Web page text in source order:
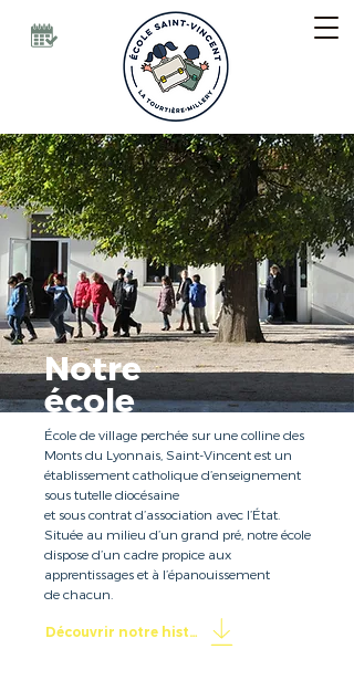
Notre
école
École de village perchée sur une colline des
Monts du Lyonnais, Saint-Vincent est un
établissement catholique d’enseignement
sous tutelle diocésaine
et sous contrat d’association avec l’État.
Située au milieu d’un grand pré, notre école
dispose d’un cadre propice aux
apprentissages et à l’épanouissement
de chacun.
Découvrir notre histoire